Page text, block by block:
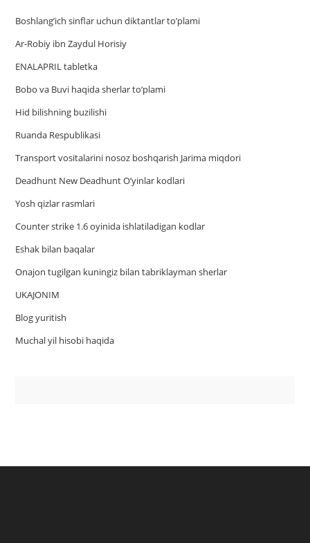
Boshlang’ich sinflar uchun diktantlar to’plami
Ar-Robiy ibn Zaydul Horisiy
ENALAPRIL tabletka
Bobo va Buvi haqida sherlar to‘plami
Hid bilishning buzilishi
Ruanda Respublikasi
Trаnsport vositаlаrini nosoz boshqаrish Jаrimа miqdori
Deadhunt New Deadhunt O’yinlar kodlari
Yosh qizlar rasmlari
Counter strike 1.6 oyinida ishlatiladigan kodlar
Eshak bilan baqalar
Onajon tugilgan kuningiz bilan tabriklayman sherlar
UKAJONIM
Blog yuritish
Muchal yil hisobi haqida